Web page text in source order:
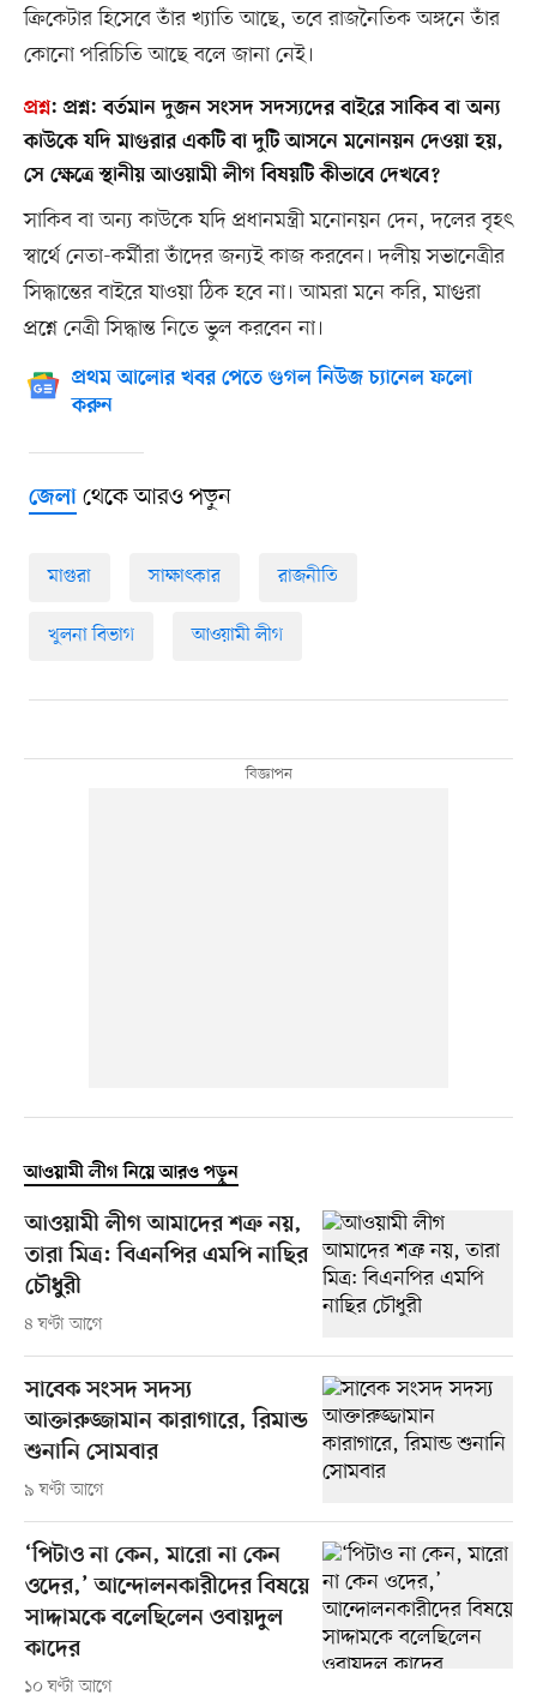
ক্রিকেটার হিসেবে তাঁর খ্যাতি আছে, তবে রাজনৈতিক অঙ্গনে তাঁর
কোনো পরিচিতি আছে বলে জানা নেই।
প্রশ্ন: প্রশ্ন: বর্তমান দুজন সংসদ সদস্যদের বাইরে সাকিব বা অন্য
কাউকে যদি মাগুরার একটি বা দুটি আসনে মনোনয়ন দেওয়া হয়,
সে ক্ষেত্রে স্থানীয় আওয়ামী লীগ বিষয়টি কীভাবে দেখবে?
সাকিব বা অন্য কাউকে যদি প্রধানমন্ত্রী মনোনয়ন দেন, দলের বৃহৎ
স্বার্থে নেতা-কর্মীরা তাঁদের জন্যই কাজ করবেন। দলীয় সভানেত্রীর
সিদ্ধান্তের বাইরে যাওয়া ঠিক হবে না। আমরা মনে করি, মাগুরা
প্রশ্নে নেত্রী সিদ্ধান্ত নিতে ভুল করবেন না।
প্রথম আলোর খবর পেতে গুগল নিউজ চ্যানেল ফলো
করুন
জেলাথেকে আরও পড়ুন
মাগুরা সাক্ষাৎকার রাজনীতি
খুলনা বিভাগ আওয়ামী লীগ
আওয়ামী লীগ নিয়ে আরও পড়ুন
আওয়ামী লীগ আমাদের শত্রু নয়,
তারা মিত্র: বিএনপির এমপি নাছির
চৌধুরী
৪ ঘণ্টা আগে
সাবেক সংসদ সদস্য
আক্তারুজ্জামান কারাগারে, রিমান্ড
শুনানি সোমবার
৯ ঘণ্টা আগে
‘পিটাও না কেন, মারো না কেন
ওদের,’ আন্দোলনকারীদের বিষয়ে
সাদ্দামকে বলেছিলেন ওবায়দুল
কাদের
১০ ঘণ্টা আগে